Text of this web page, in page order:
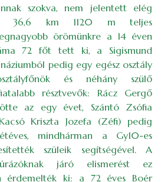
szokva, nem jelentett elég
36,6 km 1120 m teljes
örömünkre a 14 éven
72 főt tett ki, a Sigismund
pedig egy egész osztály
és néhány szülő
résztvevők: Rácz Gergő
az egy évet, Szántó Zsófia
Kriszta Jozefa (Zéfi) pedig
mindhárman a Gy10-es
szüleik segítségével. A
járó elismerést ez
érdemelték ki: a 72 éves Boér